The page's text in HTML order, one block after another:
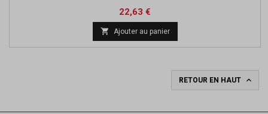
Prix
22,63 €
base
 Ajouter au panier
RETOUR EN HAUT 